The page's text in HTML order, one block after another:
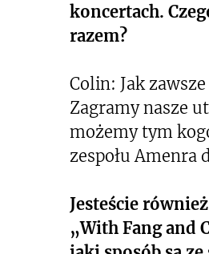
koncertach.
razem?
Colin: Jak
Zagramy nasze
możemy tym
zespołu Amenra
Jesteście
„With Fang and